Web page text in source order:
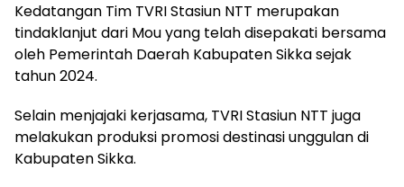
Kedatangan Tim TVRI Stasiun NTT merupakan
tindaklanjut dari Mou yang telah disepakati bersama
oleh Pemerintah Daerah Kabupaten Sikka sejak
tahun 2024.
Selain menjajaki kerjasama, TVRI Stasiun NTT juga
melakukan produksi promosi destinasi unggulan di
Kabupaten Sikka.